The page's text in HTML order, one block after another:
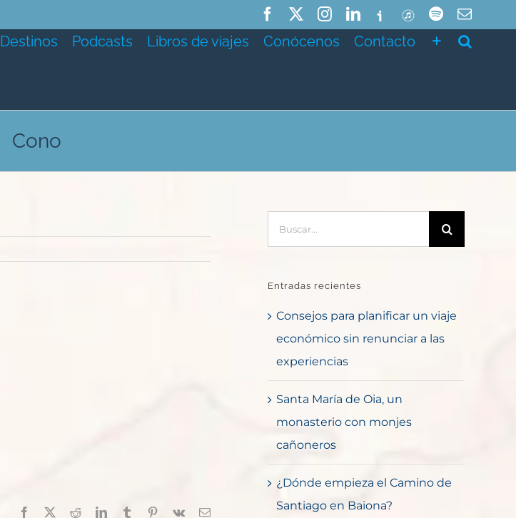
FacebookInstagramLinkedIn
IvooxITunesSpotifyCorreo
Destinos Podcasts Libros de viajes Conócenos Contacto
Cono
Facebook RedditLinkedInTumblr Pinterest
Vk
Correo
Entradas recientes
Consejos para planificar un viaje
económico sin renunciar a las
experiencias
Santa María de Oia, un
monasterio con monjes
cañoneros
¿Dónde empieza el Camino de
Santiago en Baiona?